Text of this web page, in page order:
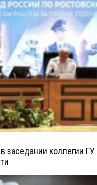
заседании коллегии ГУ